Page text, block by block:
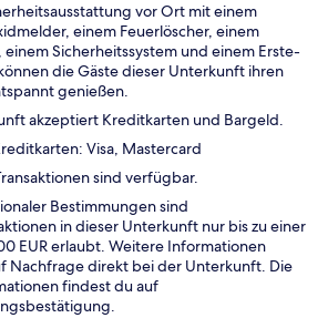
vor Ort mit einem
einem Feuerlöscher, einem
einem Sicherheitssystem und einem Erste-
die Gäste dieser Unterkunft ihren
genießen.
akzeptiert Kreditkarten und Bargeld.
Visa, Mastercard
sind verfügbar.
Bestimmungen sind
in dieser Unterkunft nur bis zu einer
EUR erlaubt. Weitere Informationen
Nachfrage direkt bei der Unterkunft. Die
findest du auf